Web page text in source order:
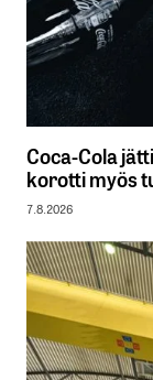
Coca-Cola
korotti myös
7.8.2026